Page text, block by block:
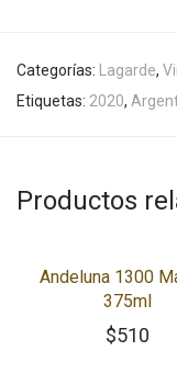
Categorías: Lagarde,
Etiquetas: 2020,
Productos
Andeluna 1300
375ml
$510